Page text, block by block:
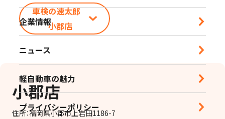
企業情報
ニュース
軽自動車の魅力
プライバシーポリシー
宮崎店
営業時間｜10:00-18:30 定休日｜毎週水曜日
営業時間｜10:00-16:00 定休日｜毎週水曜日
車検の速太郎
小郡店
小郡店
住所：福岡県小郡市上岩田1186-7